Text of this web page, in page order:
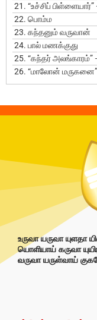
21. “உச்சிப் பிள்ளையார்”
22. பொம்ம
23. கந்தனும் வருவான்
24. பால் மணக்குது
25. “கந்தர் அலங்காரம்”
26. “மாலோன் மருகனை”
உருவா யருவா யுளதா
யொளியாய் கருவா
வருவா யருள்வாய்